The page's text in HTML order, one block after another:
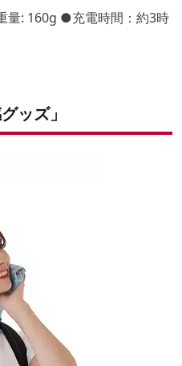
: 160g ●充電時間：約3時
ッズ」